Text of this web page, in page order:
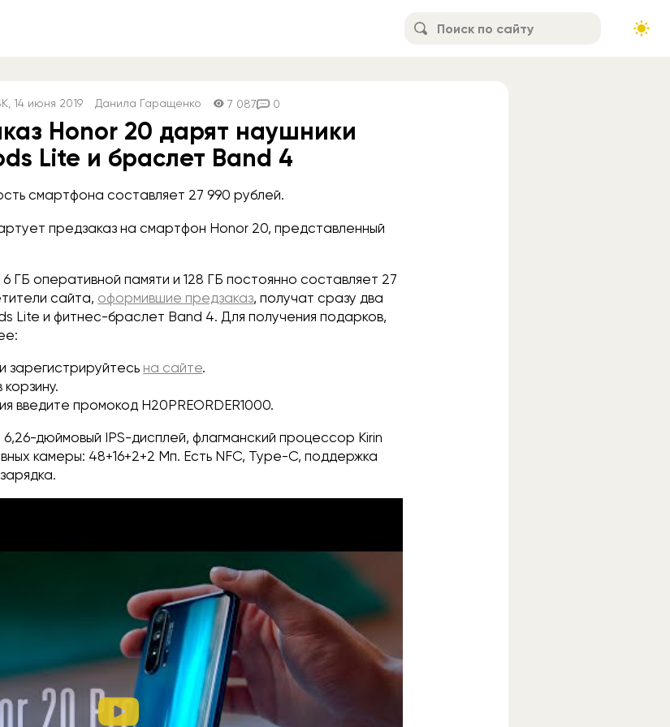
, 14 июня 2019 Данила Гаращенко 7 087 0
Honor 20 дарят наушники
Lite и браслет Band 4
смартфона составляет 27 990 рублей.
предзаказ на смартфон Honor 20, представленный
ГБ оперативной памяти и 128 ГБ постоянно составляет 27
сайта, оформившие предзаказ, получат сразу два
Lite и фитнес-браслет Band 4. Для получения подарков,
зарегистрируйтесь на сайте.
корзину.
введите промокод H20PREORDER1000.
6,26-дюймовый IPS-дисплей, флагманский процессор Kirin
камеры: 48+16+2+2 Мп. Есть NFC, Type-C, поддержка